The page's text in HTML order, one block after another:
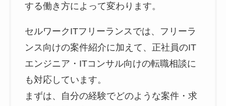
する働き方によって変わります。
セルワークITフリーランスでは、フリーラ
ンス向けの案件紹介に加えて、正社員のIT
エンジニア・ITコンサル向けの転職相談に
も対応しています。
まずは、自分の経験でどのような案件・求